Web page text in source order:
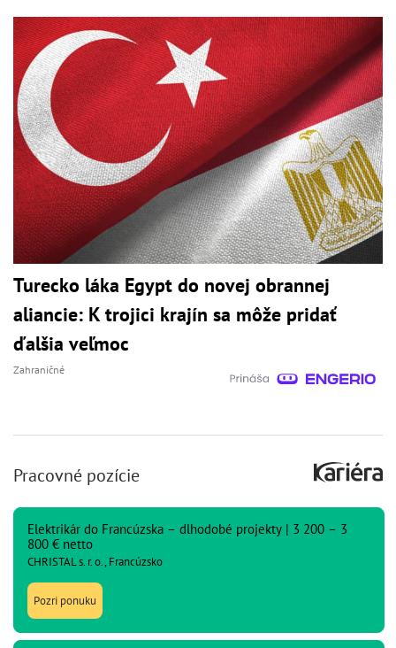
Turecko láka Egypt do novej obrannej
aliancie: K trojici krajín sa môže pridať
ďalšia veľmoc
Zahraničné
Pracovné pozície
Elektrikár do Francúzska – dlhodobé projekty | 3 200 – 3
800 € netto
CHRISTAL s. r. o., Francúzsko
Pozri ponuku